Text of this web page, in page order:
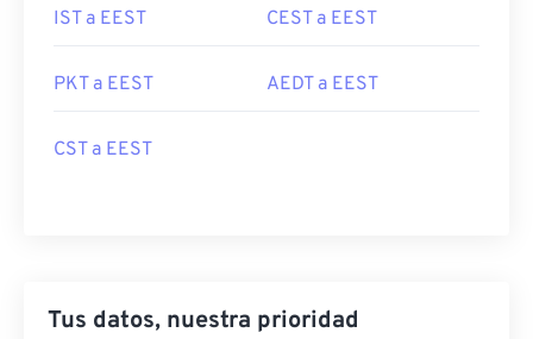
IST a EEST CEST a EEST
PKT a EEST AEDT a EEST
CST a EEST
Tus datos, nuestra prioridad